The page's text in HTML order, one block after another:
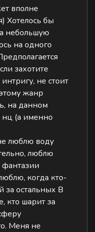
вполне
Хотелось бы
небольшую
на одного
захотите
не стоит
жанр
на данном
нц (а именно
люблю воду
люблю
когда кто-
за остальных В
кто шарит за
Меня не